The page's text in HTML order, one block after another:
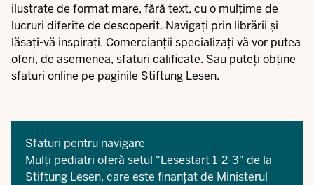
ilustrate de format mare, fără text, cu o mulțime de
lucruri diferite de descoperit. Navigați prin librării și
lăsați-vă inspirați. Comercianții specializați vă vor putea
oferi, de asemenea, sfaturi calificate. Sau puteți obține
sfaturi online pe paginile Stiftung Lesen.
Sfaturi pentru navigare
Mulți pediatri oferă setul "Lesestart 1-2-3" de la
Stiftung Lesen, care este finanțat de Ministerul